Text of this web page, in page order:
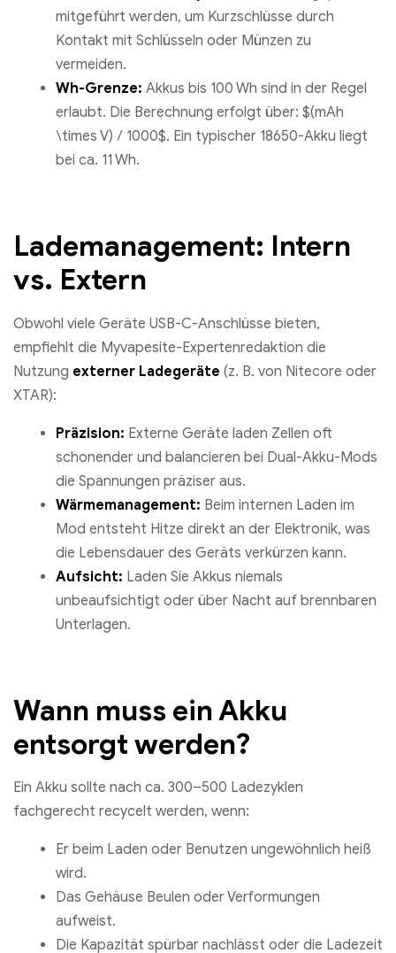
mitgeführt werden, um Kurzschlüsse durch
Kontakt mit Schlüsseln oder Münzen zu
vermeiden.
Wh-Grenze: Akkus bis 100 Wh sind in der Regel
erlaubt. Die Berechnung erfolgt über: $(mAh
\times V) / 1000$. Ein typischer 18650-Akku liegt
bei ca. 11 Wh.
Lademanagement: Intern
vs. Extern
Obwohl viele Geräte USB-C-Anschlüsse bieten,
empfiehlt die Myvapesite-Expertenredaktion die
Nutzung externer Ladegeräte (z. B. von Nitecore oder
XTAR):
Präzision: Externe Geräte laden Zellen oft
schonender und balancieren bei Dual-Akku-Mods
die Spannungen präziser aus.
Wärmemanagement: Beim internen Laden im
Mod entsteht Hitze direkt an der Elektronik, was
die Lebensdauer des Geräts verkürzen kann.
Aufsicht: Laden Sie Akkus niemals
unbeaufsichtigt oder über Nacht auf brennbaren
Unterlagen.
Wann muss ein Akku
entsorgt werden?
Ein Akku sollte nach ca. 300–500 Ladezyklen
fachgerecht recycelt werden, wenn:
Er beim Laden oder Benutzen ungewöhnlich heiß
wird.
Das Gehäuse Beulen oder Verformungen
aufweist.
Die Kapazität spürbar nachlässt oder die Ladezeit